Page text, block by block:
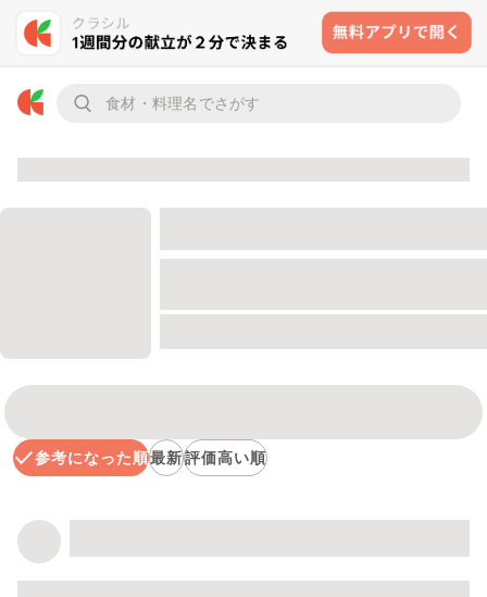
参考になった順最新評価高い順